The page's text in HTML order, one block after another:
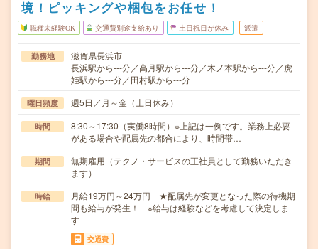
境！ピッキングや梱包をお任せ！
職種未経験OK 交通費別途支給あり 土日祝日が休み 派遣
勤務地
滋賀県長浜市
長浜駅から---分／高月駅から---分／木ノ本駅から---分／虎
姫駅から---分／田村駅から---分
曜日頻度 週5日／月～金（土日休み）
時間
8:30～17:30（実働8時間）※上記は一例です。業務上必要
がある場合や配属先の都合により、時間帯…
期間
無期雇用（テクノ・サービスの正社員として勤務いただき
ます）
時給
月給19万円～24万円 ★配属先が変更となった際の待機期
間も給与が発生！ ※給与は経験などを考慮して決定しま
す
交通費